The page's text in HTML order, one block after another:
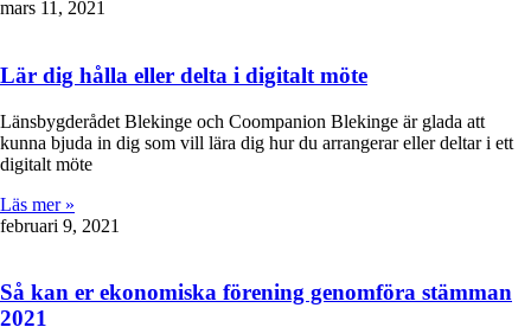
mars 11, 2021
Lär dig hålla eller delta i digitalt möte
Länsbygderådet Blekinge och Coompanion Blekinge är glada att
kunna bjuda in dig som vill lära dig hur du arrangerar eller deltar i ett
digitalt möte
Läs mer »
februari 9, 2021
Så kan er ekonomiska förening genomföra stämman
2021